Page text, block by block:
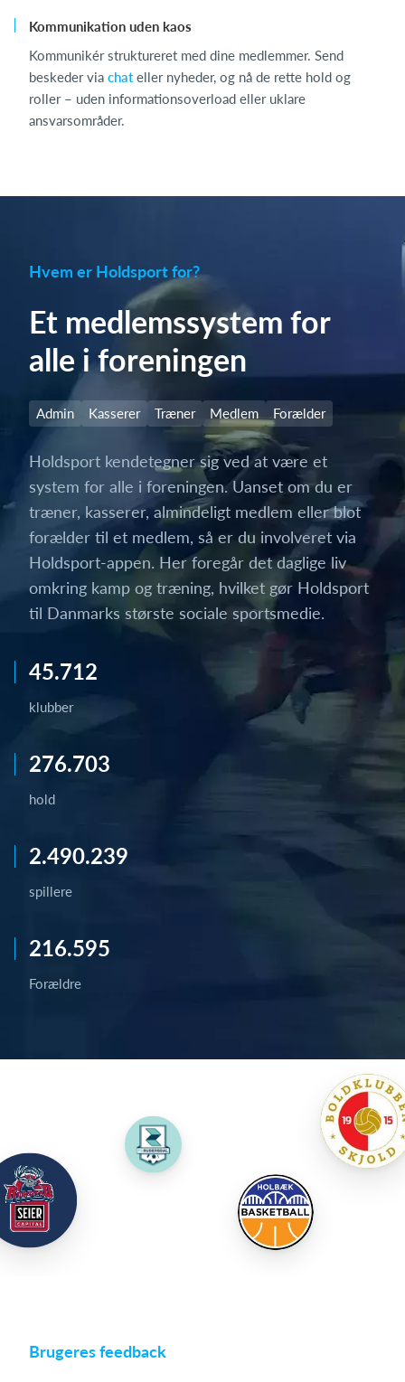
Kommunikation uden kaos
Kommunikér struktureret med dine medlemmer. Send
beskeder via chateller nyheder, og nå de rette hold og
roller – uden informationsoverload eller uklare
ansvarsområder.
Hvem er Holdsport for?
Et medlemssystem for
alle i foreningen
Admin Kasserer Træner Medlem Forælder
Holdsport kendetegner sig ved at være et
system for alle i foreningen. Uanset om du er
træner, kasserer, almindeligt medlem eller blot
forælder til et medlem, så er du involveret via
Holdsport-appen. Her foregår det daglige liv
omkring kamp og træning, hvilket gør Holdsport
til Danmarks største sociale sportsmedie.
45.712
klubber
276.703
hold
2.490.239
spillere
216.595
Forældre
Brugeres feedback